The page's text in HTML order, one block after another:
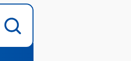
이용 안내
이용 문의 및 개선 요청